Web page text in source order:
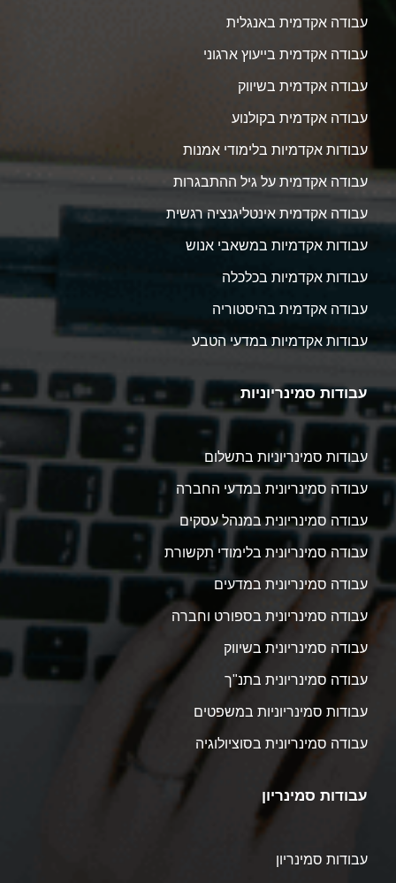
עבודה אקדמית באנגלית
עבודה אקדמית בייעוץ ארגוני
עבודה אקדמית בשיווק
עבודה אקדמית בקולנוע
עבודות אקדמיות בלימודי אמנות
עבודה אקדמית על גיל ההתבגרות
עבודה אקדמית אינטליגנציה רגשית
עבודות אקדמיות במשאבי אנוש
עבודות אקדמיות בכלכלה
עבודה אקדמית בהיסטוריה
עבודות אקדמיות במדעי הטבע
עבודות סמינריוניות
עבודות סמינריוניות בתשלום
עבודה סמינריונית במדעי החברה
עבודה סמינריונית במנהל עסקים
עבודה סמינריונית בלימודי תקשורת
עבודה סמינריונית במדעים
עבודה סמינריונית בספורט וחברה
עבודה סמינריונית בשיווק
עבודה סמינריונית בתנ"ך
עבודות סמינריוניות במשפטים
עבודה סמינריונית בסוציולוגיה
עבודות סמינריון
עבודות סמינריון